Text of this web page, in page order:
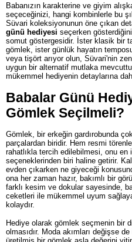
Babanızın karakterine ve giyim
seçeceğinizi, hangi kombinlerle bu
Süvari koleksiyonunun öne çıkan
günü hediyesi seçerken
somut göstergesidir. İster klasik bir
gömlek, ister günlük hayatın
veya tişört arıyor olun, Süvari'nin
uygun bir alternatif mutlaka
mükemmel hediyenin detaylarına
Babalar Günü
Gömlek Seçilmeli?
Gömlek, bir erkeğin gardırobunda
parçalardan biridir. Hem resmi
rahatlıkla tercih edilebilmesi, onu en
seçeneklerinden biri haline getirir.
evden çıkarken ne giyeceği
ona her zaman hazır, bakımlı bir
farklı kesim ve dokular sayesinde,
ceketleri ile mükemmel uyum
kolaydır.
Hediye olarak gömlek seçmenin bir
olmasıdır. Moda akımları değişse